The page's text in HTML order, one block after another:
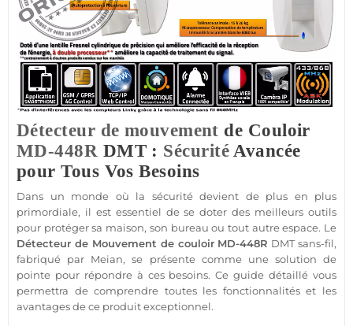
Détecteur de mouvement de Couloir
MD-448R DMT : SécuritéAvancée
pour Tous Vos Besoins
Dans un monde où la sécuritédevient de plus en plus
primordiale, il est essentiel de se doter des meilleurs outils
pour protégersa maison, son bureau ou tout autre espace. Le
Détecteur de Mouvement de couloir MD-448R DMTsans-fil,
fabriqué par Meian, se présente comme une solution de
pointe pour répondre à ces besoins. Ce guide détaillé vous
permettra de comprendre toutes les fonctionnalités et les
avantages de ce produit exceptionnel.